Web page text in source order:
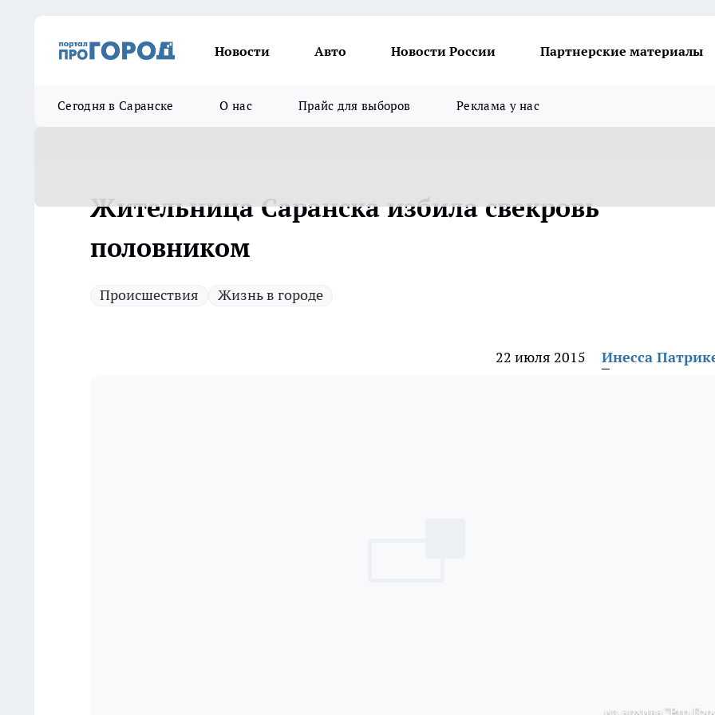
Новости Авто Новости России Партнерские материалы
Сегодня в Саранске О нас Прайс для выборов Реклама у нас
Жительница Саранска избила свекровь
половником
Происшествия Жизнь в городе
22 июля 2015 Инесса
из архива "Pro